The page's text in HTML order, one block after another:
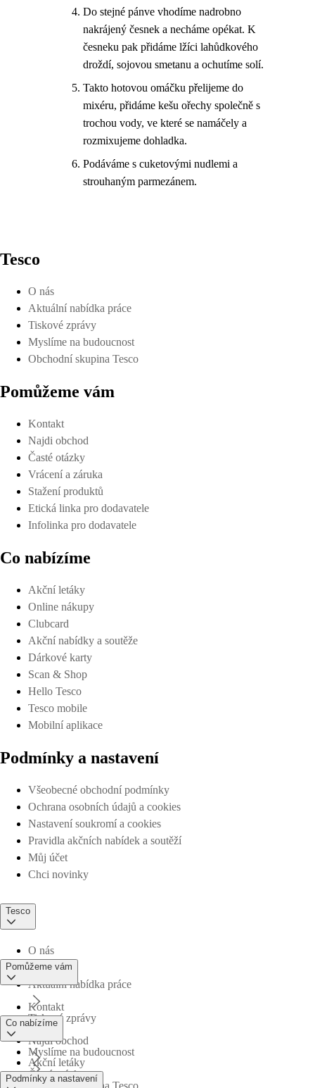
Do stejné pánve vhodíme nadrobno
nakrájený česnek a necháme opékat. K
česneku pak přidáme lžíci lahůdkového
droždí, sojovou smetanu a ochutíme solí.
Takto hotovou omáčku přelijeme do
mixéru, přidáme kešu ořechy společně s
trochou vody, ve které se namáčely a
rozmixujeme dohladka.
Podáváme s cuketovými nudlemi a
strouhaným parmezánem.
Tesco
O nás
Aktuální nabídka práce
Tiskové zprávy
Myslíme na budoucnost
Obchodní skupina Tesco
Pomůžeme vám
Kontakt
Najdi obchod
Časté otázky
Vrácení a záruka
Stažení produktů
Etická linka pro dodavatele
Infolinka pro dodavatele
Co nabízíme
Akční letáky
Online nákupy
Clubcard
Akční nabídky a soutěže
Dárkové karty
Scan & Shop
Hello Tesco
Tesco mobile
Mobilní aplikace
Podmínky a nastavení
Všeobecné obchodní podmínky
Ochrana osobních údajů a cookies
Nastavení soukromí a cookies
Pravidla akčních nabídek a soutěží
Můj účet
Chci novinky
Tesco
O nás
Aktuální nabídka práce
Tiskové zprávy
Myslíme na budoucnost
Pomůžeme vám
Kontakt
Najdi obchod
Časté otázky
Co nabízíme
Akční letáky
Podmínky a nastavení